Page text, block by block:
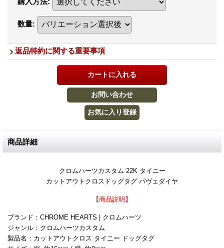
数量:
返品特約に関する重要事項
商品詳細
クロムハーツカスタム 22K タイニー
カットアウトクロスドッグタグ パヴェダイヤ
【商品説明】
ブランド：CHROME HEARTS | クロムハーツ
ジャンル：クロムハーツカスタム
製品名：カットアウトクロス タイニー ドッグタグ